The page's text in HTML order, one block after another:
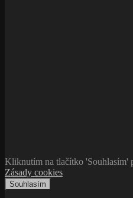
Kliknutím na tlačítko 'Souhlasím'
Zásady cookies
Souhlasím